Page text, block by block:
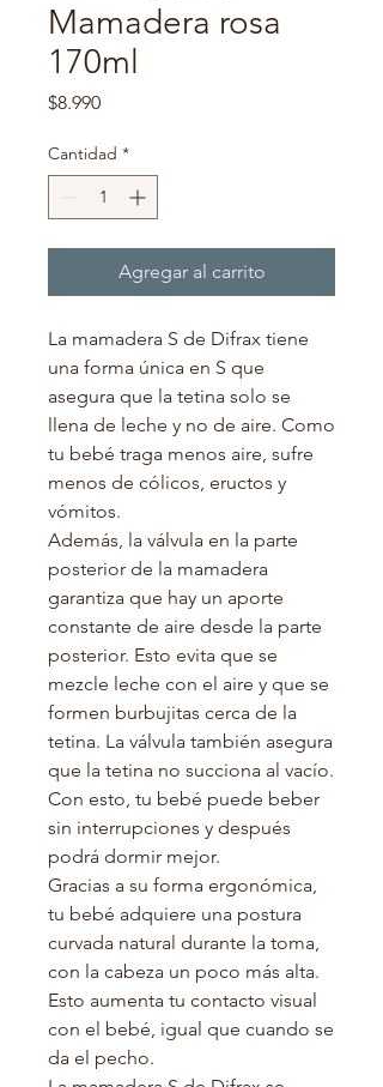
Mamadera rosa
170ml
$8.990Precio
Cantidad *
Agregar al carrito
La mamadera S de Difrax tiene
una forma única en S que
asegura que la tetina solo se
llena de leche y no de aire. Como
tu bebé traga menos aire, sufre
menos de cólicos, eructos y
vómitos.
Además, la válvula en la parte
posterior de la mamadera
garantiza que hay un aporte
constante de aire desde la parte
posterior. Esto evita que se
mezcle leche con el aire y que se
formen burbujitas cerca de la
tetina. La válvula también asegura
que la tetina no succiona al vacío.
Con esto, tu bebé puede beber
sin interrupciones y después
podrá dormir mejor.
Gracias a su forma ergonómica,
tu bebé adquiere una postura
curvada natural durante la toma,
con la cabeza un poco más alta.
Esto aumenta tu contacto visual
con el bebé, igual que cuando se
da el pecho.